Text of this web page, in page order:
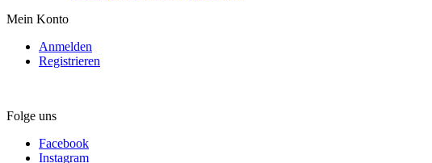
Mein Konto
Anmelden
Registrieren
Folge uns
Facebook
Instagram